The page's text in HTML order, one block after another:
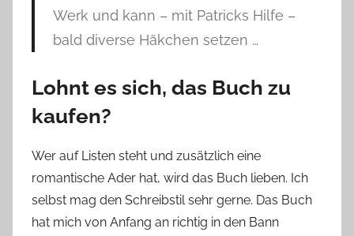
Werk und kann – mit Patricks Hilfe –
bald diverse Häkchen setzen …
Lohnt es sich, das Buch zu
kaufen?
Wer auf Listen steht und zusätzlich eine
romantische Ader hat, wird das Buch lieben. Ich
selbst mag den Schreibstil sehr gerne. Das Buch
hat mich von Anfang an richtig in den Bann